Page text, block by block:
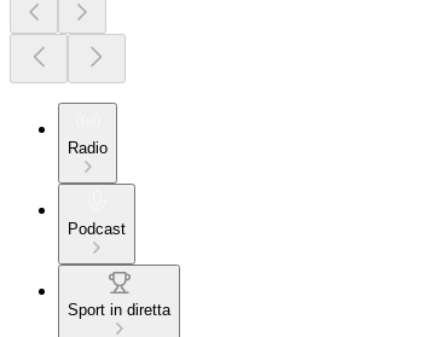
Radio
Podcast
Sport in diretta